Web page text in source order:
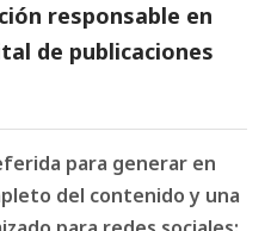
responsable en
de publicaciones
para generar en
del contenido y una